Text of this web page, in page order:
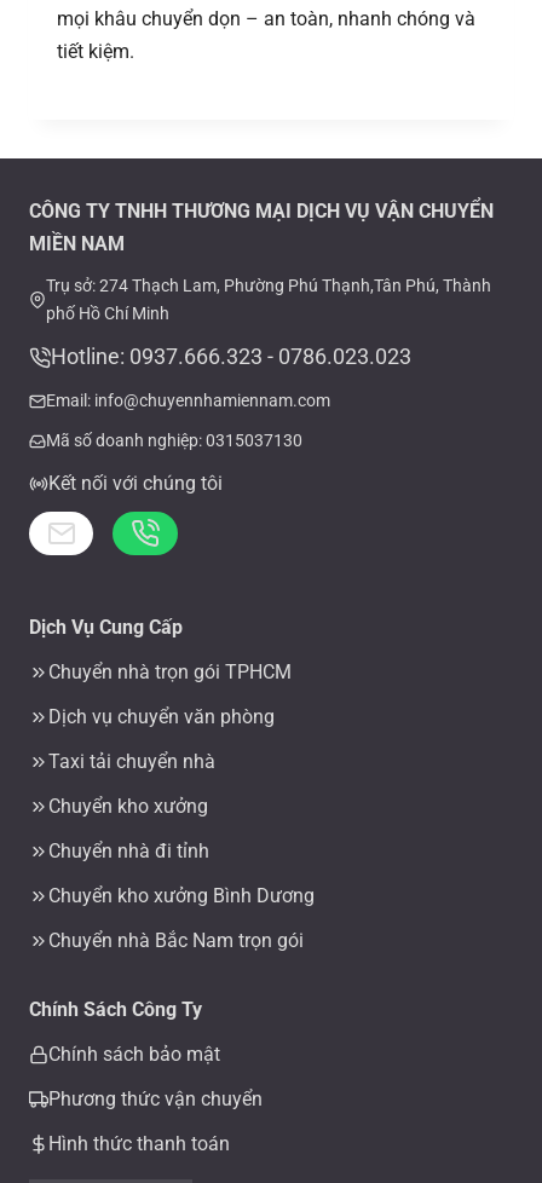
mọi khâu chuyển dọn – an toàn, nhanh chóng và
tiết kiệm.
CÔNG TY TNHH THƯƠNG MẠI DỊCH VỤ VẬN CHUYỂN
MIỀN NAM
Trụ sở: 274 Thạch Lam, Phường Phú Thạnh,Tân Phú, Thành
phố Hồ Chí Minh
Hotline: 0937.666.323 - 0786.023.023
Email: info@chuyennhamiennam.com
Mã số doanh nghiệp: 0315037130
Kết nối với chúng tôi
Dịch Vụ Cung Cấp
Chuyển nhà trọn gói TPHCM
Dịch vụ chuyển văn phòng
Taxi tải chuyển nhà
Chuyển kho xưởng
Chuyển nhà đi tỉnh
Chuyển kho xưởng Bình Dương
Chuyển nhà Bắc Nam trọn gói
Chính Sách Công Ty
Chính sách bảo mật
Phương thức vận chuyển
Hình thức thanh toán